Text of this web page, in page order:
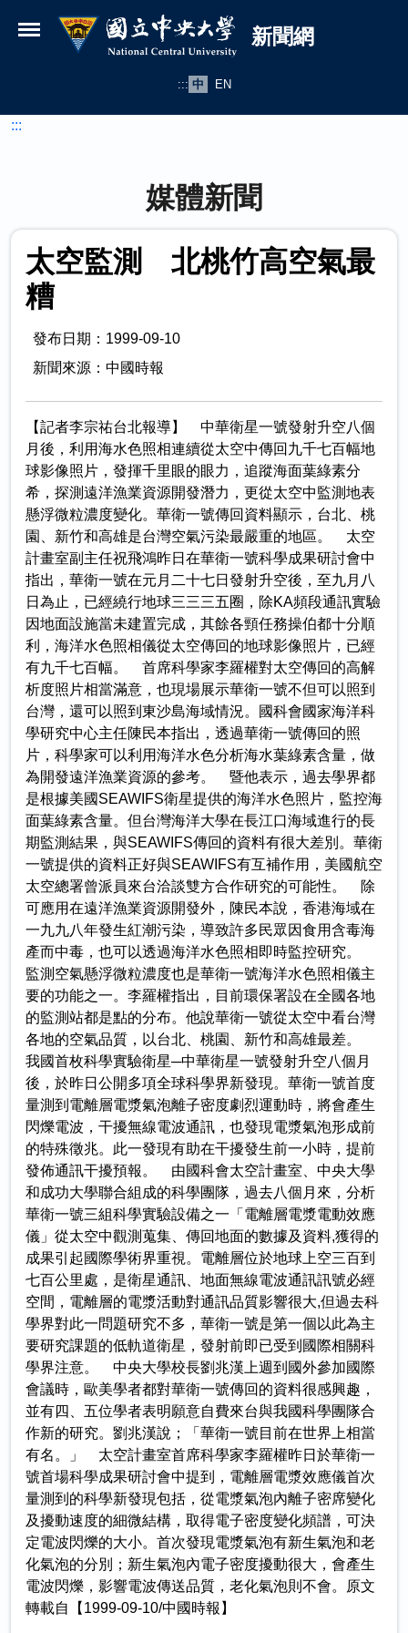
國立中央大學新聞網
新聞網
::: 中 EN
:::
媒體新聞
太空監測 北桃竹高空氣最
糟
發布日期：1999-09-10
新聞來源：中國時報
【記者李宗祐台北報導】 中華衛星一號發射升空八個
月後，利用海水色照相連續從太空中傳回九千七百幅地
球影像照片，發揮千里眼的眼力，追蹤海面葉綠素分
希，探測遠洋漁業資源開發潛力，更從太空中監測地表
懸浮微粒濃度變化。華衛一號傳回資料顯示，台北、桃
園、新竹和高雄是台灣空氣污染最嚴重的地區。 太空
計畫室副主任祝飛鴻昨日在華衛一號科學成果研討會中
指出，華衛一號在元月二十七日發射升空後，至九月八
日為止，已經繞行地球三三三五圈，除KA頻段通訊實驗
因地面設施當未建置完成，其餘各頸任務操伯都十分順
利，海洋水色照相儀從太空傳回的地球影像照片，已經
有九千七百幅。 首席科學家李羅權對太空傳回的高解
析度照片相當滿意，也現場展示華衛一號不但可以照到
台灣，還可以照到東沙島海域情況。國科會國家海洋科
學研究中心主任陳民本指出，透過華衛一號傳回的照
片，科學家可以利用海洋水色分析海水葉綠素含量，做
為開發遠洋漁業資源的參考。 暨他表示，過去學界都
是根據美國SEAWIFS衛星提供的海洋水色照片，監控海
面葉綠素含量。但台灣海洋大學在長江口海域進行的長
期監測結果，與SEAWIFS傳回的資料有很大差別。華衛
一號提供的資料正好與SEAWIFS有互補作用，美國航空
太空總署曾派員來台洽談雙方合作研究的可能性。 除
可應用在遠洋漁業資源開發外，陳民本說，香港海域在
一九九八年發生紅潮污染，導致許多民眾因食用含毒海
產而中毒，也可以透過海洋水色照相即時監控研究。
監測空氣懸浮微粒濃度也是華衛一號海洋水色照相儀主
要的功能之一。李羅權指出，目前環保署設在全國各地
的監測站都是點的分布。他說華衛一號從太空中看台灣
各地的空氣品質，以台北、桃園、新竹和高雄最差。
我國首枚科學實驗衛星─中華衛星一號發射升空八個月
後，於昨日公開多項全球科學界新發現。華衛一號首度
量測到電離層電漿氣泡離子密度劇烈運動時，將會產生
閃爍電波，干擾無線電波通訊，也發現電漿氣泡形成前
的特殊徵兆。此一發現有助在干擾發生前一小時，提前
發佈通訊干擾預報。 由國科會太空計畫室、中央大學
和成功大學聯合組成的科學團隊，過去八個月來，分析
華衛一號三組科學實驗設備之一「電離層電漿電動效應
儀」從太空中觀測蒐集、傳回地面的數據及資料,獲得的
成果引起國際學術界重視。電離層位於地球上空三百到
七百公里處，是衛星通訊、地面無線電波通訊訊號必經
空間，電離層的電漿活動對通訊品質影響很大,但過去科
學界對此一問題研究不多，華衛一號是第一個以此為主
要研究課題的低軌道衛星，發射前即已受到國際相關科
學界注意。 中央大學校長劉兆漢上週到國外參加國際
會議時，歐美學者都對華衛一號傳回的資料很感興趣，
並有四、五位學者表明願意自費來台與我國科學團隊合
作新的研究。劉兆漢說；「華衛一號目前在世界上相當
有名。」 太空計畫室首席科學家李羅權昨日於華衛一
號首場科學成果研討會中提到，電離層電漿效應儀首次
量測到的科學新發現包括，從電漿氣泡內離子密席變化
及擾動速度的細微結構，取得電子密度變化頻譜，可決
定電波閃爍的大小。首次發現電漿氣泡有新生氣泡和老
化氣泡的分別；新生氣泡內電子密度擾動很大，會產生
電波閃爍，影響電波傳送品質，老化氣泡則不會。原文
轉載自【1999-09-10/中國時報】